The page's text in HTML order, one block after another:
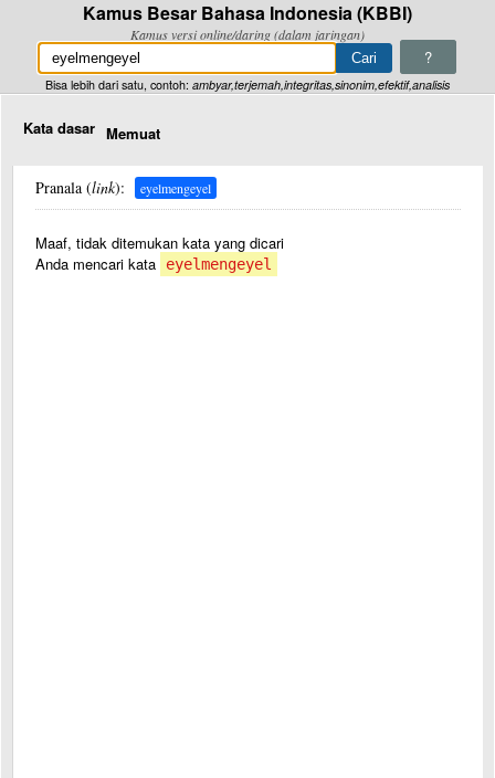
Kamus Besar Bahasa Indonesia (KBBI)
Kamus versi online/daring (dalam jaringan)
?
Bisa lebih dari satu, contoh: ambyar,terjemah,integritas,sinonim,efektif,analisis
Kata dasar Memuat
Pranala (link): eyelmengeyel
Maaf, tidak ditemukan kata yang dicari
Anda mencari kata
eyelmengeyel